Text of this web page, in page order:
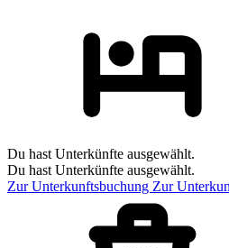
Du hast Unterkünfte ausgewählt.
Du hast Unterkünfte ausgewählt.
Zur Unterkunftsbuchung Zur